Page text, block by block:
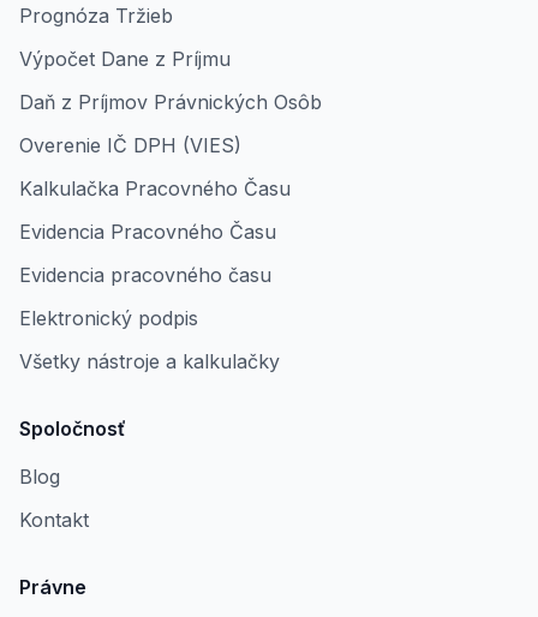
Prognóza Tržieb
Výpočet Dane z Príjmu
Daň z Príjmov Právnických Osôb
Overenie IČ DPH (VIES)
Kalkulačka Pracovného Času
Evidencia Pracovného Času
Evidencia pracovného času
Elektronický podpis
Všetky nástroje a kalkulačky
Spoločnosť
Blog
Kontakt
Právne